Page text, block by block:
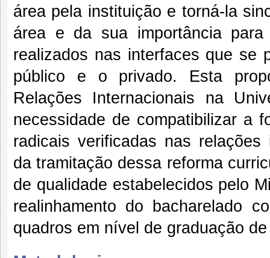
área pela instituição e torná-la
área e da sua importância
realizados nas interfaces que se
público e o privado. Esta
Relações Internacionais na
necessidade de compatibilizar a
radicais verificadas nas relações
da tramitação dessa reforma
de qualidade estabelecidos pelo
realinhamento do bacharelado
quadros em nível de graduação